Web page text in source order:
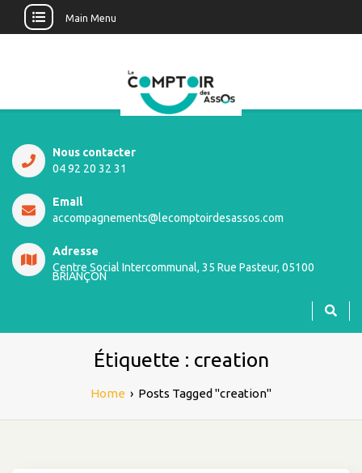
Main Menu
Nous contacter
04 92 20 32 31
Email
accompagnements@lecomptoirdesassos.com
Adresse
Centre Social Intercommunal, 35 Rue Pasteur, 05100
BRIANÇON
Étiquette : creation
Home › Posts Tagged "creation"